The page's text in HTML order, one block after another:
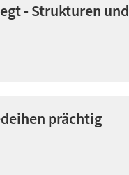
- Strukturen und
prächtig